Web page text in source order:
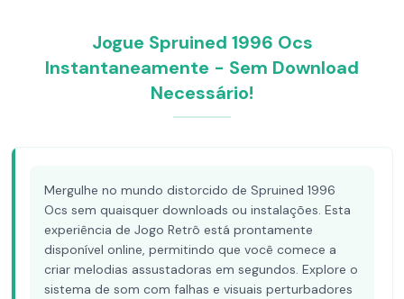
Jogue Spruined 1996 Ocs​
Instantaneamente - Sem Download
Necessário!
Mergulhe no mundo distorcido de Spruined 1996
Ocs​ sem quaisquer downloads ou instalações. Esta
experiência de Jogo Retrô está prontamente
disponível online, permitindo que você comece a
criar melodias assustadoras em segundos. Explore o
sistema de som com falhas e visuais perturbadores